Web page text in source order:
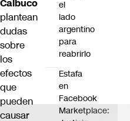
Calbuco
plantean
dudas
sobre
los
efectos
que
pueden
causar
el
lado
argentino
para
reabrirlo
Estafa
en
Facebook
Marketplace: